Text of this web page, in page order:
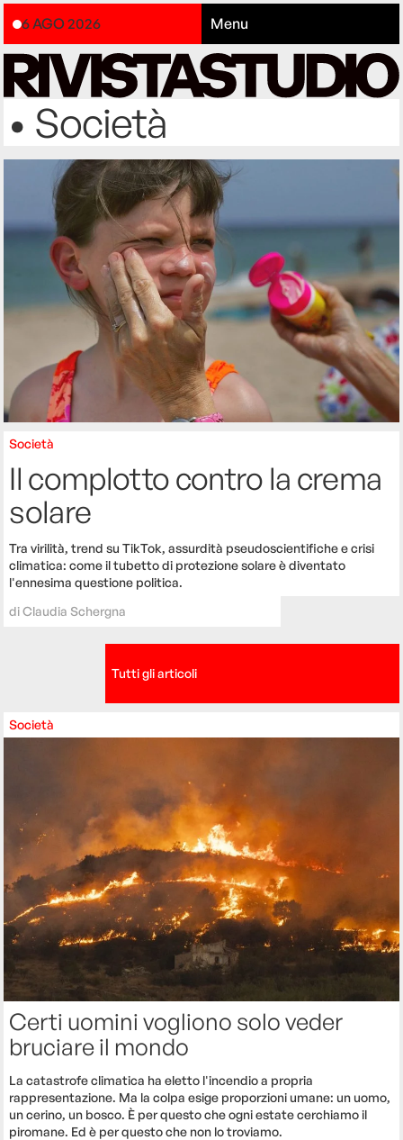
6 AGO 2026 Menu
• Società
Società
Il complotto contro la crema
solare
Tra virilità, trend su TikTok, assurdità pseudoscientifiche e crisi
climatica: come il tubetto di protezione solare è diventato
l'ennesima questione politica.
diClaudia Schergna
Tutti gli articoli
Società
Certi uomini vogliono solo veder
bruciare il mondo
La catastrofe climatica ha eletto l'incendio a propria
rappresentazione. Ma la colpa esige proporzioni umane: un uomo,
un cerino, un bosco. È per questo che ogni estate cerchiamo il
piromane. Ed è per questo che non lo troviamo.